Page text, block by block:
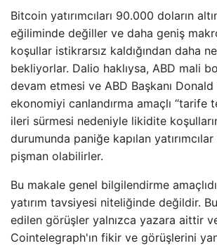
Bitcoin yatırımcıları 90.000 doların
eğiliminde değiller ve daha geniş
koşullar istikrarsız kaldığından daha
bekliyorlar. Dalio haklıysa, ABD mali
devam etmesi ve ABD Başkanı Donald
ekonomiyi canlandırma amaçlı “tarife
ileri sürmesi nedeniyle likidite
durumunda paniğe kapılan yatırımcılar
pişman olabilirler.
Bu makale genel bilgilendirme
yatırım tavsiyesi niteliğinde değildir.
edilen görüşler yalnızca yazara aittir
Cointelegraph'ın fikir ve görüşlerini